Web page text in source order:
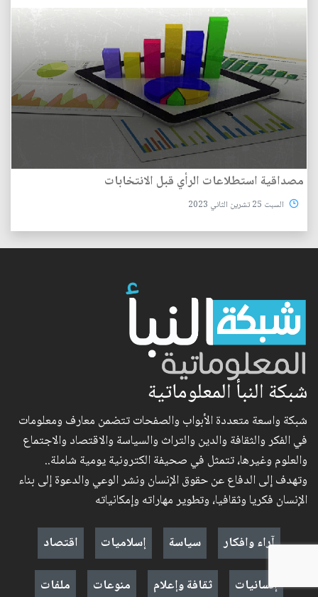
مصداقية استطلاعات الرأي قبل الانتخابات
السبت 25 تشرين الثاني 2023
شبكة النبأ المعلوماتية
شبكة واسعة متعددة الأبواب والصفحات تتضمن معارف ومعلومات
في الفكر والثقافة والدين والتراث والسياسة والاقتصاد والاجتماع
والعلوم وغيرها، تتمثل في صحيفة الكترونية يومية شاملة..
وتهدف إلى الدفاع عن حقوق الإنسان ونشر الوعي والدعوة إلى بناء
الإنسان فكريا وثقافيا، وتطوير مهاراته وإمكانياته
آراء وافكار
سياسة إسلاميات
اقتصاد
إنسانيات
ثقافة وإعلام منوعات ملفات